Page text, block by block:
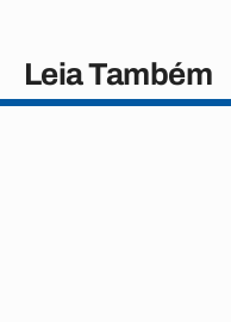
Leia Também